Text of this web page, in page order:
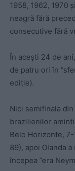
1958, 1962, 1970
neagră fără
consecutive fără
În acești 24 de
de patru ori în
ediție).
Nici semifinala
brazilienilor
Belo Horizonte,
89), apoi Olanda
începea ”era